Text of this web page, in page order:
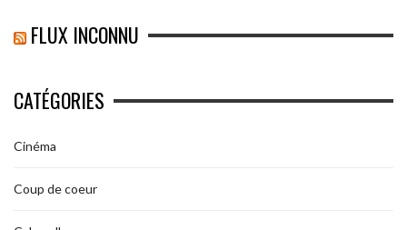
FLUX INCONNU
CATÉGORIES
Cinéma
Coup de coeur